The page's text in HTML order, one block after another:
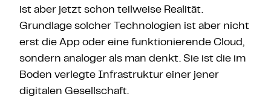
ist aber jetzt schon teilweise Realität.
Grundlage solcher Technologien ist aber nicht
erst die App oder eine funktionierende Cloud,
sondern analoger als man denkt. Sie ist die im
Boden verlegte Infrastruktur einer jener
digitalen Gesellschaft.